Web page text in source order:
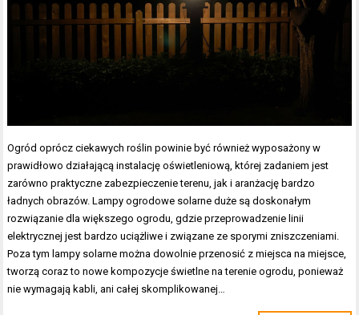
Ogród oprócz ciekawych roślin powinie być również wyposażony w
prawidłowo działającą instalację oświetleniową, której zadaniem jest
zarówno praktyczne zabezpieczenie terenu, jak i aranżację bardzo
ładnych obrazów. Lampy ogrodowe solarne duże są doskonałym
rozwiązanie dla większego ogrodu, gdzie przeprowadzenie linii
elektrycznej jest bardzo uciążliwe i związane ze sporymi zniszczeniami.
Poza tym lampy solarne można dowolnie przenosić z miejsca na miejsce,
tworzą coraz to nowe kompozycje świetlne na terenie ogrodu, ponieważ
nie wymagają kabli, ani całej skomplikowanej…